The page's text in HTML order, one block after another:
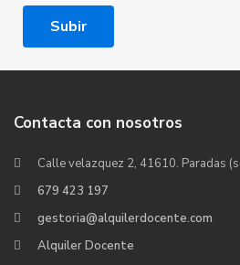
Subir
Contacta con nosotros
Calle velazquez 2, 41610. Paradas
679 423 197
gestoria@alquilerdocente.com
Alquiler Docente